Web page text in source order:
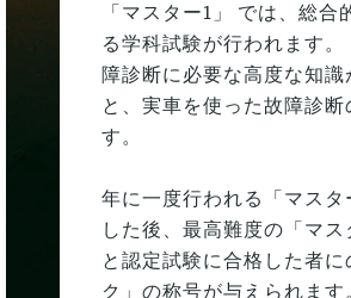
「マスター1」 では、総
る学科試験が行われます
障診断に必要な高度な知
と、実車を使った故障診
す。
年に一度行われる「マス
した後、最高難度の「マ
と認定試験に合格した者